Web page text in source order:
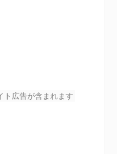
ト広告が含まれます